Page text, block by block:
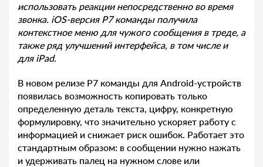
использовать реакции непосредственно во время
звонка. iOS-версия Р7 команды получила
контекстное меню для чужого сообщения в треде, а
также ряд улучшений интерфейса, в том числе и
для iPad.
В новом релизе Р7 команды для Android-устройств
появилась возможность копировать только
определенную деталь текста, цифру, конкретную
формулировку, что значительно ускоряет работу с
информацией и снижает риск ошибок. Работает это
стандартным образом: в сообщении нужно нажать
и удерживать палец на нужном слове или